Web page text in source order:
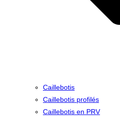
Caillebotis
Caillebotis profilés
Caillebotis en PRV